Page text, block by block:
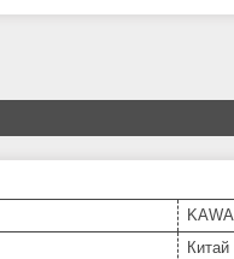
KAWAI
Китай